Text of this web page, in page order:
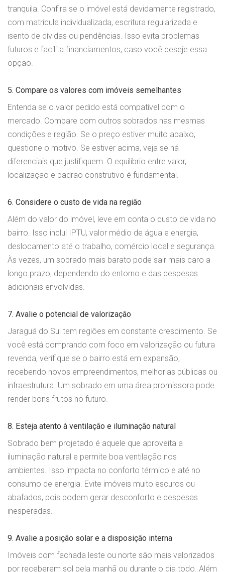
tranquila. Confira se o imóvel está devidamente registrado,
com matrícula individualizada, escritura regularizada e
isento de dívidas ou pendências. Isso evita problemas
futuros e facilita financiamentos, caso você deseje essa
opção.
5. Compare os valores com imóveis semelhantes
Entenda se o valor pedido está compatível com o
mercado. Compare com outros sobrados nas mesmas
condições e região. Se o preço estiver muito abaixo,
questione o motivo. Se estiver acima, veja se há
diferenciais que justifiquem. O equilíbrio entre valor,
localização e padrão construtivo é fundamental.
6. Considere o custo de vida na região
Além do valor do imóvel, leve em conta o custo de vida no
bairro. Isso inclui IPTU, valor médio de água e energia,
deslocamento até o trabalho, comércio local e segurança.
Às vezes, um sobrado mais barato pode sair mais caro a
longo prazo, dependendo do entorno e das despesas
adicionais envolvidas.
7. Avalie o potencial de valorização
Jaraguá do Sul tem regiões em constante crescimento. Se
você está comprando com foco em valorização ou futura
revenda, verifique se o bairro está em expansão,
recebendo novos empreendimentos, melhorias públicas ou
infraestrutura. Um sobrado em uma área promissora pode
render bons frutos no futuro.
8. Esteja atento à ventilação e iluminação natural
Sobrado bem projetado é aquele que aproveita a
iluminação natural e permite boa ventilação nos
ambientes. Isso impacta no conforto térmico e até no
consumo de energia. Evite imóveis muito escuros ou
abafados, pois podem gerar desconforto e despesas
inesperadas.
9. Avalie a posição solar e a disposição interna
Imóveis com fachada leste ou norte são mais valorizados
por receberem sol pela manhã ou durante o dia todo. Além